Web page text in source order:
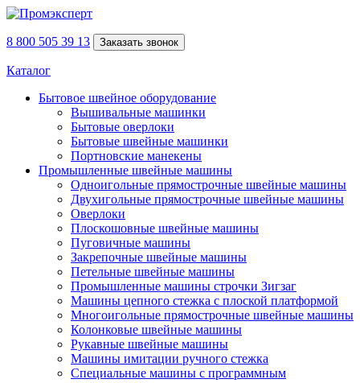
8 800 505 39 13 Заказать звонок
Каталог
Бытовое швейное оборудование
Вышивальные машинки
Бытовые оверлоки
Бытовые швейные машинки
Портновские манекены
Промышленные швейные машины
Одноигольные прямострочные швейные машины
Двухигольные прямострочные швейные машины
Оверлоки
Плоскошовные швейные машины
Пуговичные машины
Закрепочные швейные машины
Петельные швейные машины
Промышленные машины строчки Зигзаг
Машины цепного стежка с плоской платформой
Многоигольные прямострочные швейные машины
Колонковые швейные машины
Рукавные швейные машины
Машины имитации ручного стежка
Специальные машины с программным